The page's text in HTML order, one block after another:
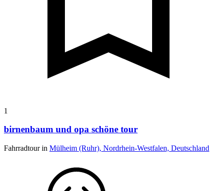
1
birnenbaum und opa schöne tour
Fahrradtour in Mülheim (Ruhr), Nordrhein-Westfalen, Deutschland